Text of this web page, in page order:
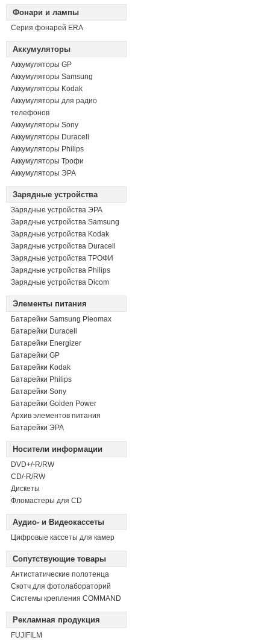
Фонари и лампы
Серия фонарей ERA
Аккумуляторы
Аккумуляторы GP
Аккумуляторы Samsung
Аккумуляторы Kodak
Аккумуляторы для радио
телефонов
Аккумуляторы Sony
Аккумуляторы Duracell
Аккумуляторы Philips
Аккумуляторы Трофи
Аккумуляторы ЭРА
Зарядные устройства
Зарядные устройства ЭРА
Зарядные устройства Samsung
Зарядные устройства Kodak
Зарядные устройства Duracell
Зарядные устройства ТРОФИ
Зарядные устройства Philips
Зарядные устройства Dicom
Элементы питания
Батарейки Samsung Pleomax
Батарейки Duracell
Батарейки Energizer
Батарейки GP
Батарейки Kodak
Батарейки Philips
Батарейки Sony
Батарейки Golden Power
Архив элементов питания
Батарейки ЭРА
Носители информации
DVD+/-R/RW
СD/-R/RW
Дискеты
Фломастеры для CD
Аудио- и Видеокассеты
Цифровые кассеты для камер
Сопутствующие товары
Антистатические полотенца
Скотч для фотолабораторий
Системы крепления COMMAND
Рекламная продукция
FUJIFILM